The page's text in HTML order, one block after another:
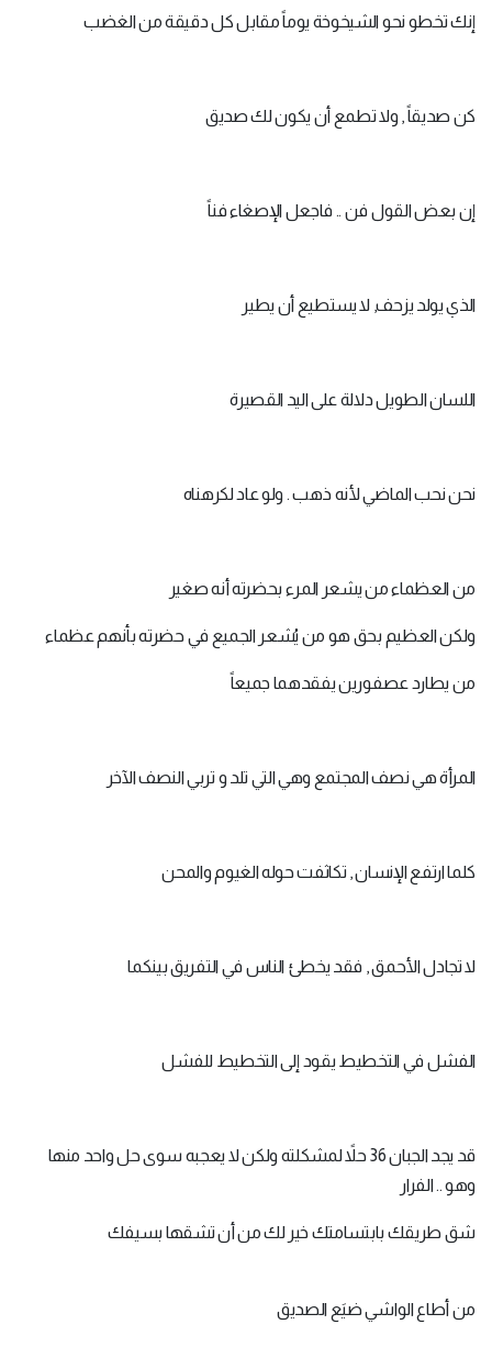
إنك تخطو نحو الشيخوخة يوماً مقابل كل دقيقة من الغضب
كن صديقاً , ولا تطمع أن يكون لك صديق
إن بعض القول فن .. فاجعل الإصغاء فناً
الذي يولد يزحف, لا يستطيع أن يطير
اللسان الطويل دلالة على اليد القصيرة
نحن نحب الماضي لأنه ذهب . ولو عاد لكرهناه
من العظماء من يشعر المرء بحضرته أنه صغير
ولكن العظيم بحق هو من يُشعر الجميع في حضرته بأنهم عظماء
من يطارد عصفورين يفقدهما جميعاً
المرأة هي نصف المجتمع وهي التي تلد و تربي النصف الآخر
كلما ارتفع الإنسان , تكاثفت حوله الغيوم والمحن
لا تجادل الأحمق , فقد يخطئ الناس في التفريق بينكما
الفشل في التخطيط يقود إلى التخطيط للفشل
قد يجد الجبان 36 حلاً لمشكلته ولكن لا يعجبه سوى حل واحد منها
وهو .. الفرار
شق طريقك بابتسامتك خير لك من أن تشقها بسيفك
من أطاع الواشي ضيَع الصديق